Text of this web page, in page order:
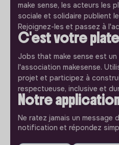
make sense, les acteurs les
sociale et solidaire publient
Rejoignez-les et passez à
C'est votre
Jobs that make sense est
l'association makesense.
projet et participez à
respectueuse, inclusive et
Notre
Ne ratez jamais un message
notification et répondez